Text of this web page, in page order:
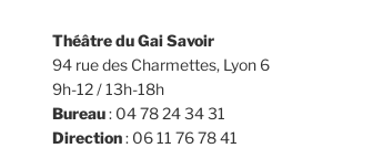
Théâtre du Gai Savoir
94 rue des Charmettes, Lyon 6
9h-12 / 13h-18h
Bureau: 04 78 24 34 31
Direction: 06 11 76 78 41